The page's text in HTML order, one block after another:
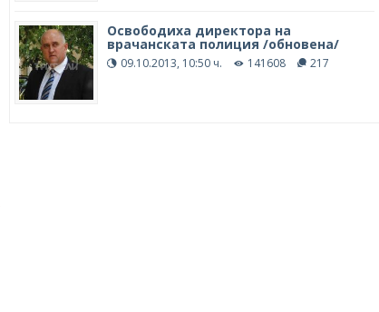
Освободиха директора на
врачанската полиция /обновена/
09.10.2013, 10:50 ч. 141608 217